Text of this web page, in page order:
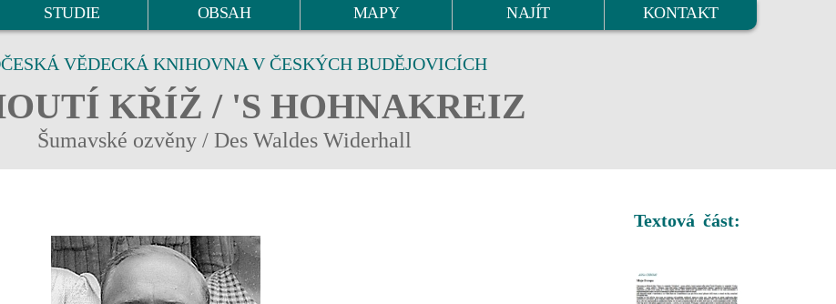
STUDIE OBSAH MAPY NAJÍT KONTAKT
VĚDECKÁ KNIHOVNA V ČESKÝCH BUDĚJOVICÍCH
KŘÍŽ / 'S HOHNAKREIZ
Šumavské ozvěny / Des Waldes Widerhall
Textová část: